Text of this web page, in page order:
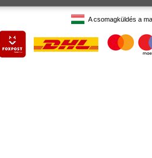
A csomagküldés a